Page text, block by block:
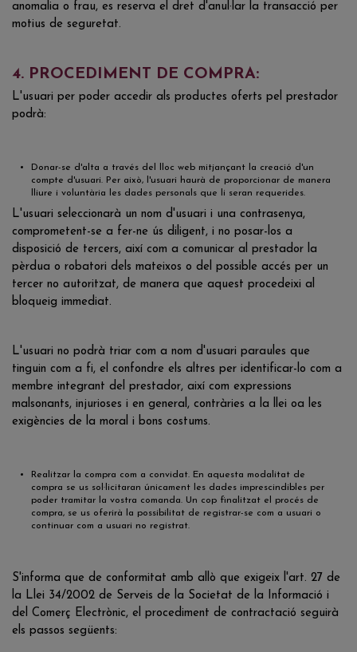
anomalia o frau, es reserva el dret d'anul·lar la transacció per
motius de seguretat.
4. PROCEDIMENT DE COMPRA:
L'usuari per poder accedir als productes oferts pel prestador
podrà:
Donar-se d'alta a través del lloc web mitjançant la creació d'un
compte d'usuari. Per això, l'usuari haurà de proporcionar de manera
lliure i voluntària les dades personals que li seran requerides.
L'usuari seleccionarà un nom d'usuari i una contrasenya,
comprometent-se a fer-ne ús diligent, i no posar-los a
disposició de tercers, així com a comunicar al prestador la
pèrdua o robatori dels mateixos o del possible accés per un
tercer no autoritzat, de manera que aquest procedeixi al
bloqueig immediat.
L'usuari no podrà triar com a nom d'usuari paraules que
tinguin com a fi, el confondre els altres per identificar-lo com a
membre integrant del prestador, així com expressions
malsonants, injurioses i en general, contràries a la llei oa les
exigències de la moral i bons costums.
Realitzar la compra com a convidat. En aquesta modalitat de
compra se us sol·licitaran únicament les dades imprescindibles per
poder tramitar la vostra comanda. Un cop finalitzat el procés de
compra, se us oferirà la possibilitat de registrar-se com a usuari o
continuar com a usuari no registrat.
S'informa que de conformitat amb allò que exigeix l'art. 27 de
la Llei 34/2002 de Serveis de la Societat de la Informació i
del Comerç Electrònic, el procediment de contractació seguirà
els passos següents: